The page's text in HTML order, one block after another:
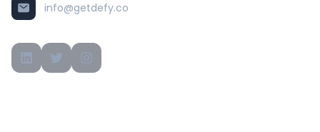
info@getdefy.co